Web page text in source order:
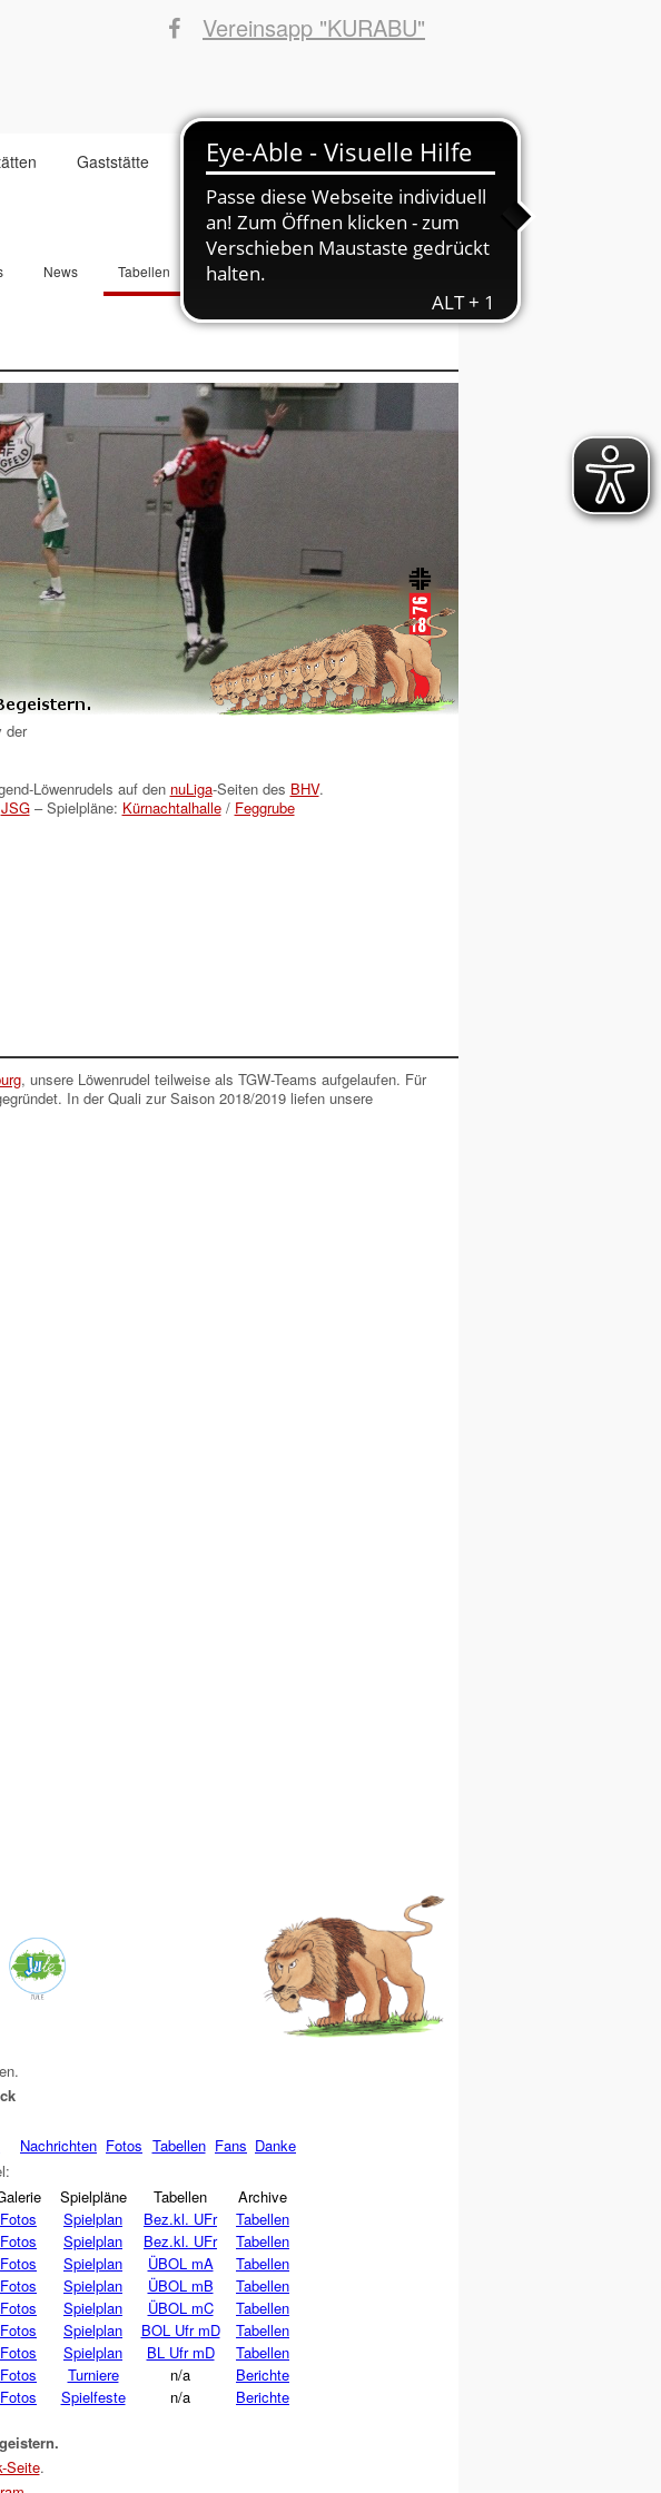
Vereinsapp "KURABU"
Gaststätte Sponsoren INFOs ins Haus
Suchbegriffe
News Tabellen Fotos
der
Löwenrudels auf den nuLiga-Seiten des BHV.
JSG– Spielpläne: Kürnachtalhalle/ Feggrube
, unsere Löwenrudel teilweise als TGW-Teams aufgelaufen. Für
In der Quali zur Saison 2018/2019 liefen unsere
.
Nachrichten Fotos Tabellen Fans Danke
Spielpläne Tabellen
Archive
Fotos Spielplan Bez.kl. UFr
Tabellen
Fotos Spielplan Bez.kl. UFr
Tabellen
Fotos Spielplan ÜBOL mA
Tabellen
Fotos Spielplan ÜBOL mB
Tabellen
Fotos Spielplan ÜBOL mC
Tabellen
Fotos Spielplan BOL Ufr mD
Tabellen
Fotos Spielplan BL Ufr mD
Tabellen
Fotos Turniere n/a
Berichte
Fotos Spielfeste n/a Berichte
Seite.